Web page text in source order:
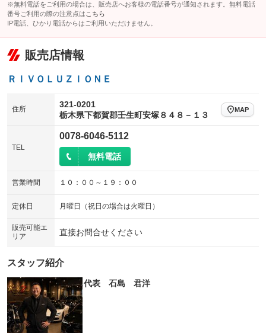
※無料電話をご利用の場合は、販売店へお客様の電話番号が通知されます。無料電話
番号ご利用の際の注意点は こちら
IP電話、ひかり電話からはご利用いただけません。
販売店情報
ＲＩＶＯＬＵＺＩＯＮＥ
住所
321-0201
栃木県下都賀郡壬生町安塚８４８－１３
MAP
TEL
0078-6046-5112
無料電話
営業時間 １０：００～１９：００
定休日 月曜日（祝日の場合は火曜日）
販売可能エ
リア
直接お問合せください
スタッフ紹介
代表 石島 君洋